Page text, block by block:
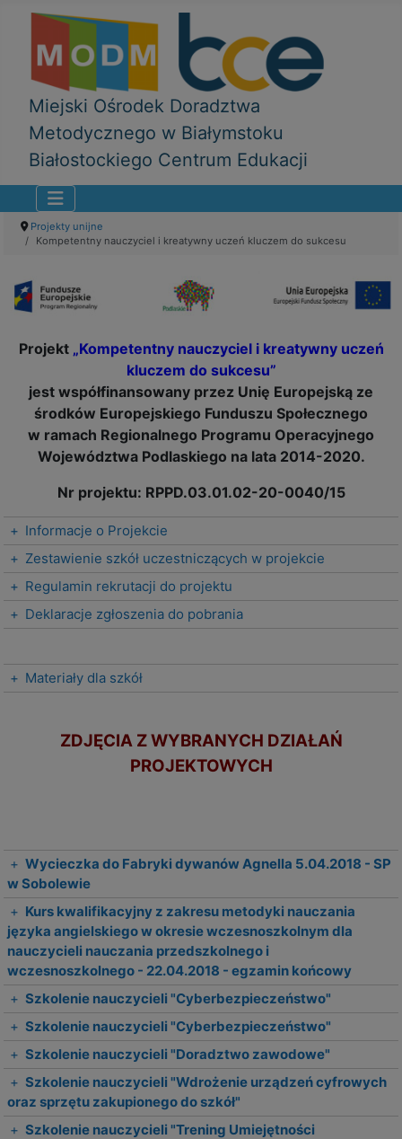
Miejski Ośrodek Doradztwa
Metodycznego w Białymstoku
Białostockiego Centrum Edukacji
Projekty unijne
Kompetentny nauczyciel i kreatywny uczeń kluczem do sukcesu
Projekt „Kompetentny nauczyciel i kreatywny uczeń
kluczem do sukcesu”
jest współfinansowany przez Unię Europejską ze
środków Europejskiego Funduszu Społecznego
w ramach Regionalnego Programu Operacyjnego
Województwa Podlaskiego na lata 2014-2020.
Nr projektu: RPPD.03.01.02-20-0040/15
+ Informacje o Projekcie
+ Zestawienie szkół uczestniczących w projekcie
+ Regulamin rekrutacji do projektu
+ Deklaracje zgłoszenia do pobrania
+ Materiały dla szkół
ZDJĘCIA Z WYBRANYCH DZIAŁAŃ
PROJEKTOWYCH
+ Wycieczka do Fabryki dywanów Agnella 5.04.2018 - SP
w Sobolewie
+ Kurs kwalifikacyjny z zakresu metodyki nauczania
języka angielskiego w okresie wczesnoszkolnym dla
nauczycieli nauczania przedszkolnego i
wczesnoszkolnego - 22.04.2018 - egzamin końcowy
+ Szkolenie nauczycieli "Cyberbezpieczeństwo"
+ Szkolenie nauczycieli "Cyberbezpieczeństwo"
+ Szkolenie nauczycieli "Doradztwo zawodowe"
+ Szkolenie nauczycieli "Wdrożenie urządzeń cyfrowych
oraz sprzętu zakupionego do szkół"
+ Szkolenie nauczycieli "Trening Umiejętności